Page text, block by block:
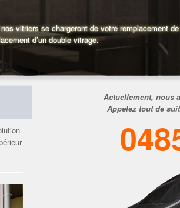
vitriers se chargeront de votre remplacement
d’un double vitrage.
Actuellement, nous
Appelez tout de